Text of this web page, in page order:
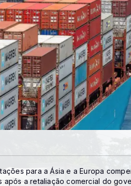
para a Ásia e a Europa
após a retaliação comercial do